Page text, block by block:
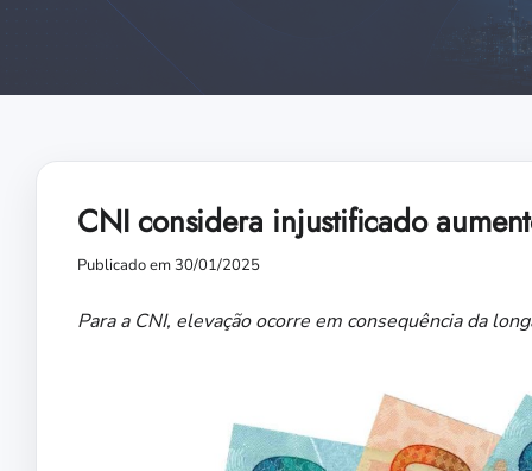
CNI considera injustificado
Publicado em 30/01/2025
Para a CNI, elevação ocorre em consequência da